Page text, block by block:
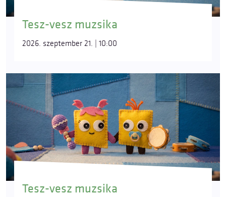
Tesz-vesz muzsika
2026. szeptember 21. | 10:00
Tesz-vesz muzsika